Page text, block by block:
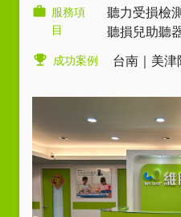
服務項
目
聽力受損檢測
聽損兒助聽
成功案例 台南｜美津